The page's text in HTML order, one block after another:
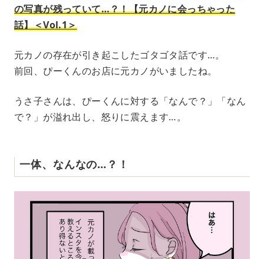
の写真が残っていて…？！【元カノに会っちゃった
話】＜Vol.1＞
元カノの存在が引き起こしたゴタゴタ話です…。
前回、ぴーくんのお店に元カノがいましたね。
うさ子さんは、ぴーくんに対する「なんで？」「なん
で？」が溢れ出し、怒りに震えます…。
一体、なんなの…？！